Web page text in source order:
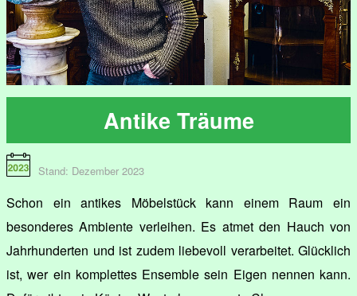
Antike Träume
Stand: Dezember 2023
Schon ein antikes Möbelstück kann einem Raum ein
besonderes Ambiente verleihen. Es atmet den Hauch von
Jahrhunderten und ist zudem liebevoll verarbeitet. Glücklich
ist, wer ein komplettes Ensemble sein Eigen nennen kann.